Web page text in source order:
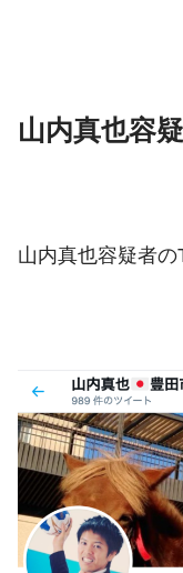
山内真也容
山内真也容疑者の